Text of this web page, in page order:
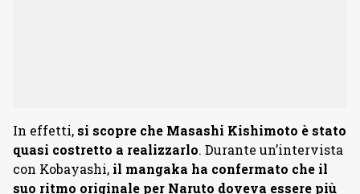
In effetti, si scopre che Masashi Kishimoto è stato
quasi costretto a realizzarlo. Durante un’intervista
con Kobayashi, il mangaka ha confermato che il
suo ritmo originale per Naruto doveva essere più